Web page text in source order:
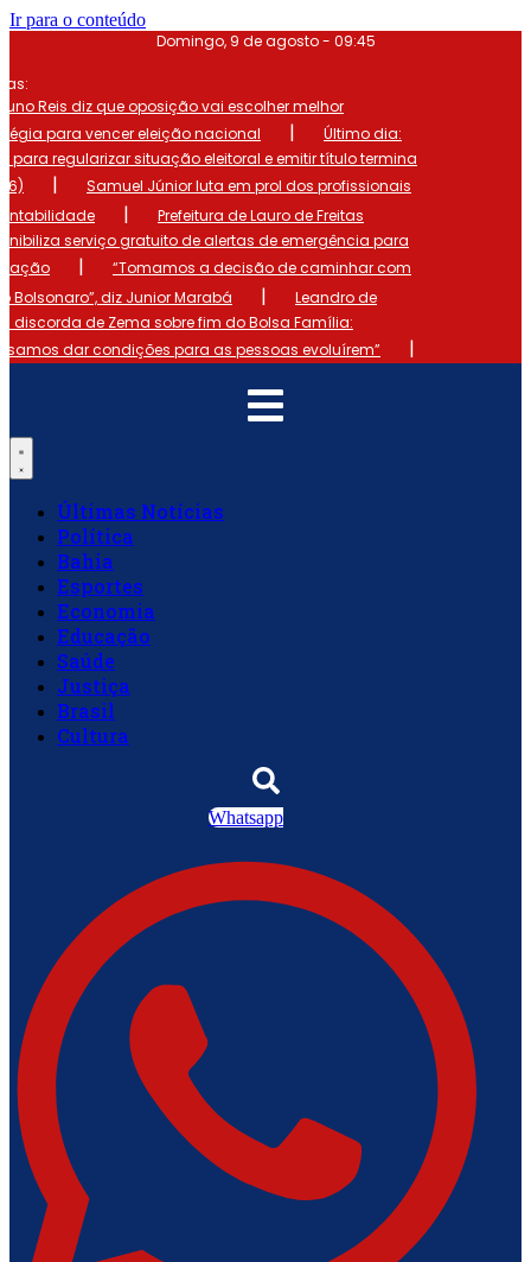
Ir para o conteúdo
Domingo, 9 de agosto - 09:45
Reis diz que oposição vai escolher melhor
para vencer eleição nacional
|
Último dia:
para regularizar situação eleitoral e emitir título termina
|
Samuel Júnior luta em prol dos profissionais
|
Prefeitura de Lauro de Freitas
serviço gratuito de alertas de emergência para
|
“Tomamos a decisão de caminhar com
Bolsonaro”, diz Junior Marabá
|
Leandro de
discorda de Zema sobre fim do Bolsa Família:
dar condições para as pessoas evoluírem”
|
Últimas Notícias
Política
Bahia
Esportes
Economia
Educação
Saúde
Justiça
Brasil
Cultura
Whatsapp